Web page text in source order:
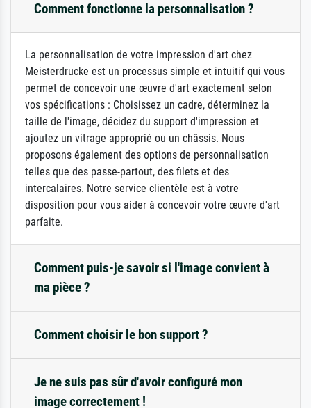
Comment fonctionne la personnalisation ?
La personnalisation de votre impression d'art chez
Meisterdrucke est un processus simple et intuitif qui vous
permet de concevoir une œuvre d'art exactement selon
vos spécifications : Choisissez un cadre, déterminez la
taille de l'image, décidez du support d'impression et
ajoutez un vitrage approprié ou un châssis. Nous
proposons également des options de personnalisation
telles que des passe-partout, des filets et des
intercalaires. Notre service clientèle est à votre
disposition pour vous aider à concevoir votre œuvre d'art
parfaite.
Comment puis-je savoir si l'image convient à
ma pièce ?
Comment choisir le bon support ?
Je ne suis pas sûr d'avoir configuré mon
image correctement !